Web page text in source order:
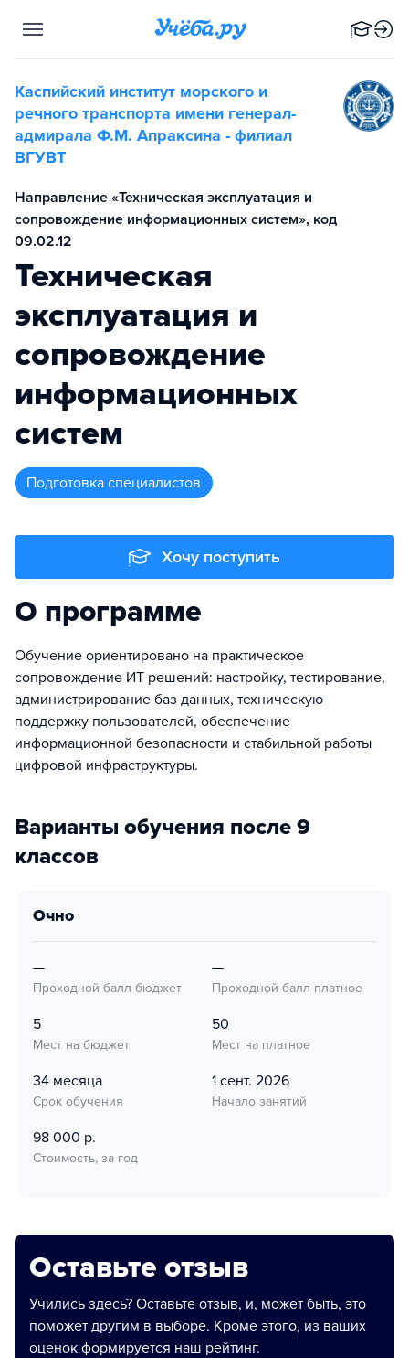
Каспийский институт морского и
речного транспорта имени генерал-
адмирала Ф.М. Апраксина - филиал
ВГУВТ
Направление «Техническая эксплуатация и
сопровождение информационных систем», код
09.02.12
Техническая
эксплуатация и
сопровождение
информационных
систем
подготовка специалистов
Хочу поступить
О программе
Обучение ориентировано на практическое
сопровождение ИТ-решений: настройку, тестирование,
администрирование баз данных, техническую
поддержку пользователей, обеспечение
информационной безопасности и стабильной работы
цифровой инфраструктуры.
Варианты обучения после 9
классов
очно
—
Проходной балл бюджет
—
Проходной балл платное
5
Мест на бюджет
50
Мест на платное
34 месяца
Срок обучения
1 сент. 2026
Начало занятий
98 000 р.
Стоимость, за год
Оставьте отзыв
Учились здесь? Оставьте отзыв, и, может быть, это
поможет другим в выборе. Кроме этого, из ваших
оценок формируется наш рейтинг.